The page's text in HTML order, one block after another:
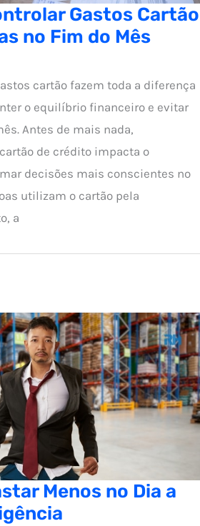
Gastos Cartão
no Fim do Mês
cartão fazem toda a diferença
o equilíbrio financeiro e evitar
Antes de mais nada,
de crédito impacta o
decisões mais conscientes no
utilizam o cartão pela
a
Menos no Dia a